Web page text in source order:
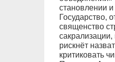
становлении и
Государство,
священство
рискнёт
критиковать